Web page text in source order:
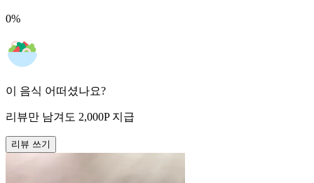
0%
이 음식 어떠셨나요?
리뷰만 남겨도 2,000P 지급
리뷰 쓰기